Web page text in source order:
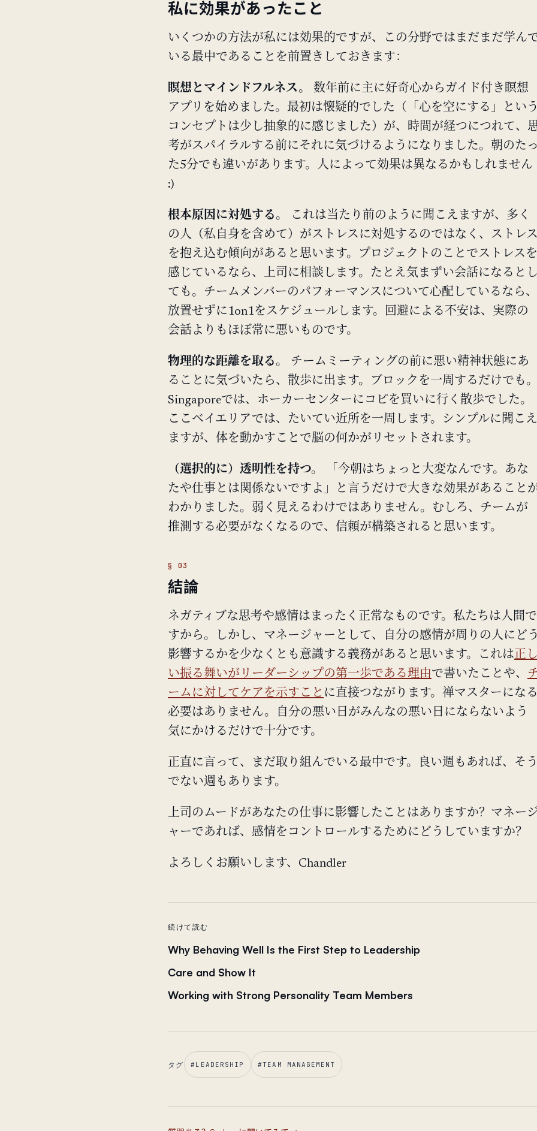
私に効果があったこと
いくつかの方法が私には効果的ですが、この分野ではまだまだ学ん
いる最中であることを前置きしておきます：
瞑想とマインドフルネス。
数年前に主に好奇心からガイド付き瞑想
アプリを始めました。最初は懐疑的でした（「心を空にする」という
コンセプトは少し抽象的に感じました）が、時間が経つにつれて、
考がスパイラルする前にそれに気づけるようになりました。朝のたっ
た5分でも違いがあります。人によって効果は異なるかもしれません
:)
根本原因に対処する。
これは当たり前のように聞こえますが、多く
の人（私自身を含めて）がストレスに対処するのではなく、ストレス
を抱え込む傾向があると思います。プロジェクトのことでストレスを
感じているなら、上司に相談します。たとえ気まずい会話になるとし
ても。チームメンバーのパフォーマンスについて心配しているなら、
放置せずに1on1をスケジュールします。回避による不安は、実際の
会話よりもほぼ常に悪いものです。
物理的な距離を取る。
チームミーティングの前に悪い精神状態にあ
ることに気づいたら、散歩に出ます。ブロックを一周するだけでも。
Singaporeでは、ホーカーセンターにコピを買いに行く散歩でした。
ここベイエリアでは、たいてい近所を一周します。シンプルに聞こえ
ますが、体を動かすことで脳の何かがリセットされます。
（選択的に）透明性を持つ。
「今朝はちょっと大変なんです。あな
たや仕事とは関係ないですよ」と言うだけで大きな効果があること
わかりました。弱く見えるわけではありません。むしろ、チームが
推測する必要がなくなるので、信頼が構築されると思います。
結論
ネガティブな思考や感情はまったく正常なものです。私たちは人間で
すから。しかし、マネージャーとして、自分の感情が周りの人にどう
影響するかを少なくとも意識する義務があると思います。これは正し
い振る舞いがリーダーシップの第一歩である理由 で書いたことや、
ームに対してケアを示すこと に直接つながります。禅マスターになる
必要はありません。自分の悪い日がみんなの悪い日にならないよう
気にかけるだけで十分です。
正直に言って、まだ取り組んでいる最中です。良い週もあれば、そう
でない週もあります。
上司のムードがあなたの仕事に影響したことはありますか？マネージ
ャーであれば、感情をコントロールするためにどうしていますか？
よろしくお願いします、Chandler
続けて読む
Why Behaving Well Is the First Step to Leadership
Care and Show It
Working with Strong Personality Team Members
タグ #LEADERSHIP #TEAM MANAGEMENT